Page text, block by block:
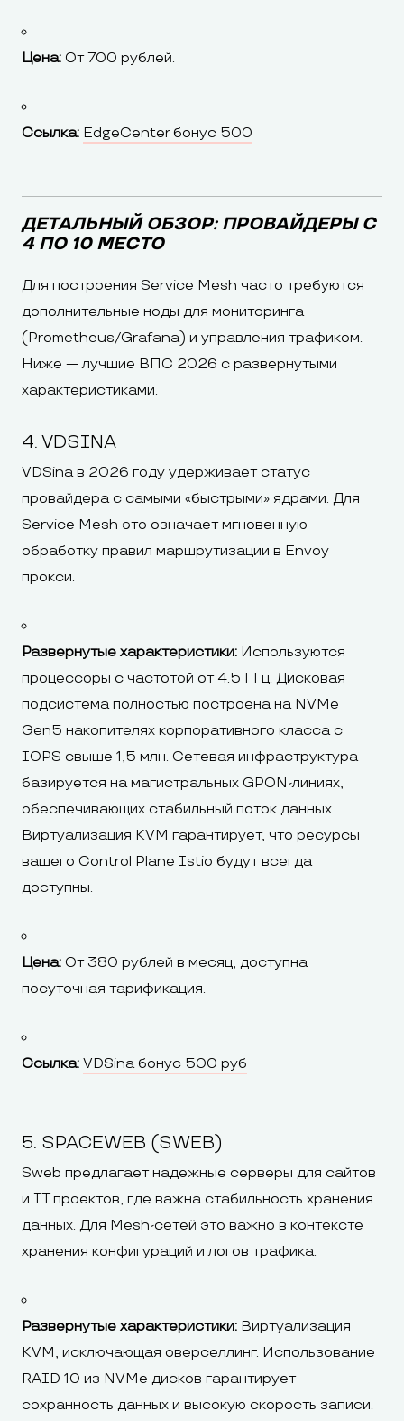
Цена: От 700 рублей.
Ссылка: EdgeCenter бонус 500
ДЕТАЛЬНЫЙ ОБЗОР: ПРОВАЙДЕРЫ С
4 ПО 10 МЕСТО
Для построения Service Mesh часто требуются
дополнительные ноды для мониторинга
(Prometheus/Grafana) и управления трафиком.
Ниже — лучшие ВПС 2026 с развернутыми
характеристиками.
4. VDSINA
VDSina в 2026 году удерживает статус
провайдера с самыми «быстрыми» ядрами. Для
Service Mesh это означает мгновенную
обработку правил маршрутизации в Envoy
прокси.
Развернутые характеристики: Используются
процессоры с частотой от 4.5 ГГц. Дисковая
подсистема полностью построена на NVMe
Gen5 накопителях корпоративного класса с
IOPS свыше 1,5 млн. Сетевая инфраструктура
базируется на магистральных GPON-линиях,
обеспечивающих стабильный поток данных.
Виртуализация KVM гарантирует, что ресурсы
вашего Control Plane Istio будут всегда
доступны.
Цена: От 380 рублей в месяц, доступна
посуточная тарификация.
Ссылка: VDSina бонус 500 руб
5. SPACEWEB (SWEB)
Sweb предлагает надежные серверы для сайтов
и IT проектов, где важна стабильность хранения
данных. Для Mesh-сетей это важно в контексте
хранения конфигураций и логов трафика.
Развернутые характеристики: Виртуализация
KVM, исключающая оверселлинг. Использование
RAID 10 из NVMe дисков гарантирует
сохранность данных и высокую скорость записи.